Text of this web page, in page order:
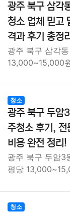
광주 북구 삼각
청소 업체 믿고
격과 후기 총정
광주 북구 삼각
13,000~15,000
청소
광주 북구 두암
주청소 후기, 전
비용 완전 정리!
광주 북구 두암3
평당
청소